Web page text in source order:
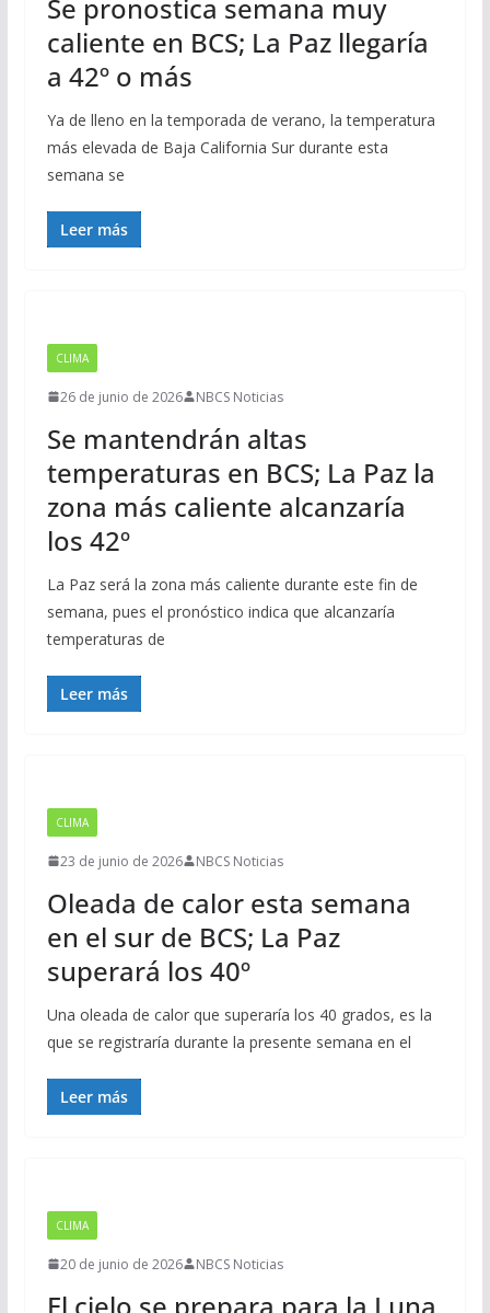
Se pronostica semana muy
caliente en BCS; La Paz llegaría
a 42º o más
Ya de lleno en la temporada de verano, la temperatura
más elevada de Baja California Sur durante esta
semana se
Leer más
CLIMA
26 de junio de 2026 NBCS Noticias
Se mantendrán altas
temperaturas en BCS; La Paz la
zona más caliente alcanzaría
los 42º
La Paz será la zona más caliente durante este fin de
semana, pues el pronóstico indica que alcanzaría
temperaturas de
Leer más
CLIMA
23 de junio de 2026 NBCS Noticias
Oleada de calor esta semana
en el sur de BCS; La Paz
superará los 40º
Una oleada de calor que superaría los 40 grados, es la
que se registraría durante la presente semana en el
Leer más
CLIMA
20 de junio de 2026 NBCS Noticias
El cielo se prepara para la Luna